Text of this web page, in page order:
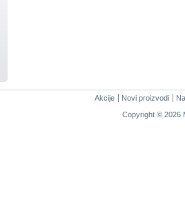
Akcije Novi proizvodi
Copyright © 2026